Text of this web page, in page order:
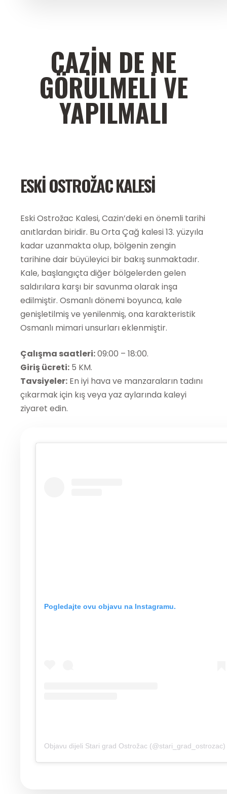
CAZIN DE NE
GÖRÜLMELI VE
YAPILMALI
ESKI OSTROŽAC KALESI
Eski Ostrožac Kalesi, Cazin’deki en önemli tarihi
anıtlardan biridir. Bu Orta Çağ kalesi 13. yüzyıla
kadar uzanmakta olup, bölgenin zengin
tarihine dair büyüleyici bir bakış sunmaktadır.
Kale, başlangıçta diğer bölgelerden gelen
saldırılara karşı bir savunma olarak inşa
edilmiştir. Osmanlı dönemi boyunca, kale
genişletilmiş ve yenilenmiş, ona karakteristik
Osmanlı mimari unsurları eklenmiştir.
Çalışma saatleri:09:00 – 18:00.
Giriş ücreti: 5 KM.
Tavsiyeler: En iyi hava ve manzaraların tadını
çıkarmak için kış veya yaz aylarında kaleyi
ziyaret edin.
Pogledajte ovu objavu na Instagramu.
Objavu dijeli Stari grad Ostrožac (@stari_grad_ostrozac)